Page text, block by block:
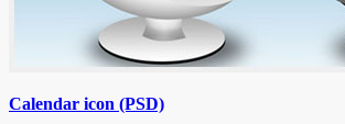
Calendar icon (PSD)